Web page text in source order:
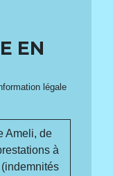
EN
légale
Ameli, de
à